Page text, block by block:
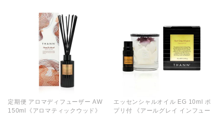
定期便 アロマディフューザー AW
150ml《アロマティックウッド》
エッセンシャルオイル EG 10ml ポ
プリ付 《アールグレイ インフュー